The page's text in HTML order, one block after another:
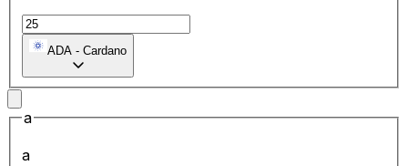
ADA - Cardano
a
a